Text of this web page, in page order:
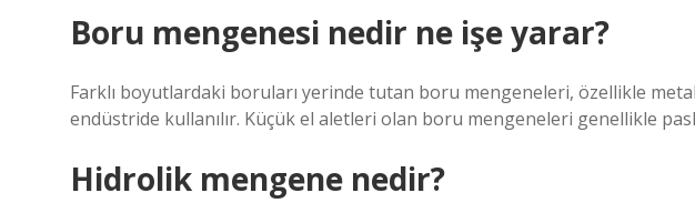
Boru mengenesi nedir ne işe yarar?
Farklı boyutlardaki boruları yerinde tutan boru mengeneleri, özellikle
endüstride kullanılır. Küçük el aletleri olan boru mengeneleri genellikle
Hidrolik mengene nedir?